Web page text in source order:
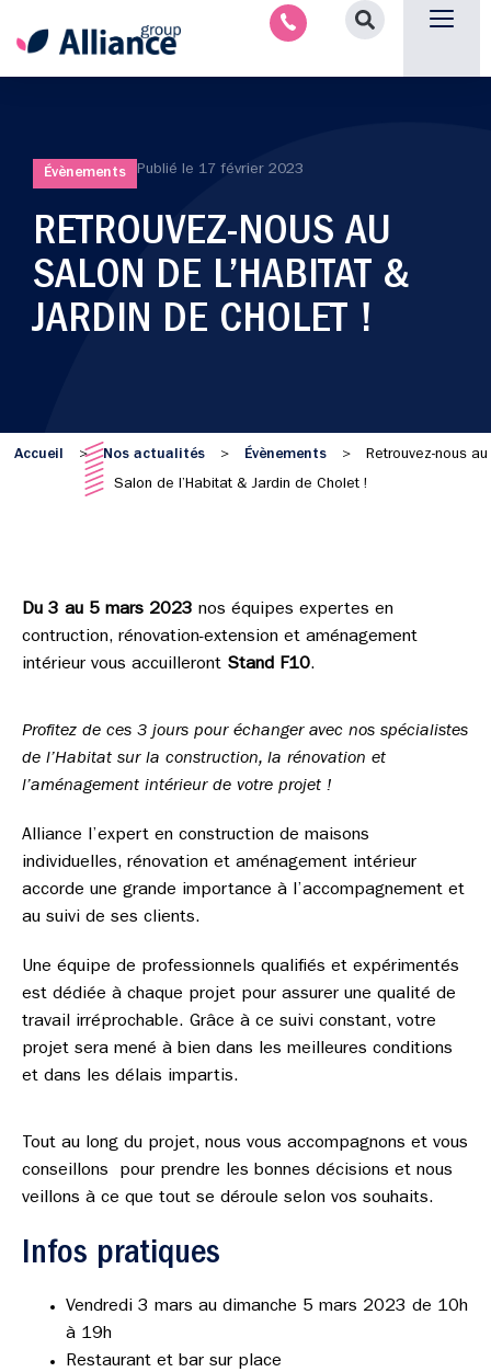
Évènements Publié le 17 février 2023
RETROUVEZ-NOUS AU
SALON DE L’HABITAT &
JARDIN DE CHOLET !
Accueil > Nos actualités > Évènements > Retrouvez-nous au
Salon de l’Habitat & Jardin de Cholet !
Du 3 au 5 mars 2023 nos équipes expertes en
contruction, rénovation-extension et aménagement
intérieur vous accuilleront Stand F10.
Profitez de ces 3 jours pour échanger avec nos spécialistes
de l’Habitat sur la construction, la rénovation et
l’aménagement intérieur de votre projet !
Alliance l’expert en construction de maisons
individuelles, rénovation et aménagement intérieur
accorde une grande importance à l’accompagnement et
au suivi de ses clients.
Une équipe de professionnels qualifiés et expérimentés
est dédiée à chaque projet pour assurer une qualité de
travail irréprochable. Grâce à ce suivi constant, votre
projet sera mené à bien dans les meilleures conditions
et dans les délais impartis.
Tout au long du projet, nous vous accompagnons et vous
conseillons pour prendre les bonnes décisions et nous
veillons à ce que tout se déroule selon vos souhaits.
Infos pratiques
Vendredi 3 mars au dimanche 5 mars 2023 de 10h
à 19h
Restaurant et bar sur place